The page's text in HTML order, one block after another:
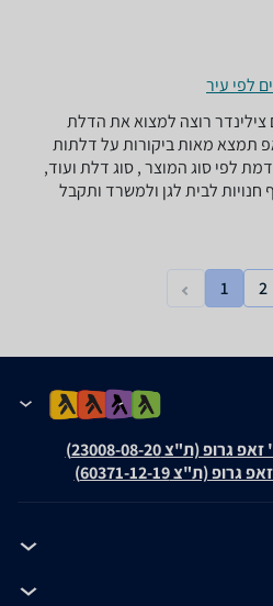
לפי עיר
‏צילינדר רוצה למצוא את הדלת
תמצא מאות ביקורות על דלתות
לפי סוג המוצר , סוג דלת ועוד,
לבית לגן ולמשרד ותקבל
1 2
(ת"צ 23008-08-20)
(ת"צ 60371-12-19)